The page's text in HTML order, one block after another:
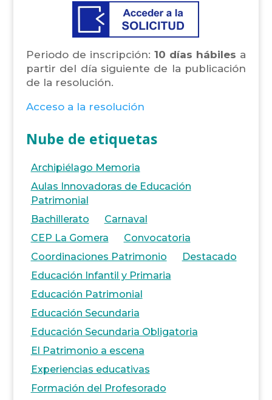
Periodo de inscripción: 10 días hábiles a
partir del día siguiente de la publicación
de la resolución.
Acceso a la resolución
Nube de etiquetas
Archipiélago Memoria
Aulas Innovadoras de Educación
Patrimonial
Bachillerato
Carnaval
CEP La Gomera
Convocatoria
Coordinaciones Patrimonio
Destacado
Educación Infantil y Primaria
Educación Patrimonial
Educación Secundaria
Educación Secundaria Obligatoria
El Patrimonio a escena
Experiencias educativas
Formación del Profesorado